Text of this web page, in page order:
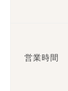
営業時間